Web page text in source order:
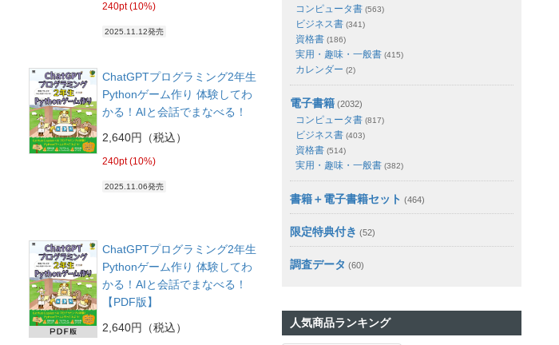
240pt (10%)
2025.11.12発売
ChatGPTプログラミング2年生
Pythonゲーム作り 体験してわ
かる！AIと会話でまなべる！
2,640円（税込）
240pt (10%)
2025.11.06発売
ChatGPTプログラミング2年生
Pythonゲーム作り 体験してわ
かる！AIと会話でまなべる！
【PDF版】
2,640円（税込）
コンピュータ書 (563)
ビジネス書 (341)
資格書 (186)
実用・趣味・一般書 (415)
カレンダー (2)
電子書籍 (2032)
コンピュータ書 (817)
ビジネス書 (403)
資格書 (514)
実用・趣味・一般書 (382)
書籍＋電子書籍セット (464)
限定特典付き (52)
調査データ (60)
人気商品ランキング